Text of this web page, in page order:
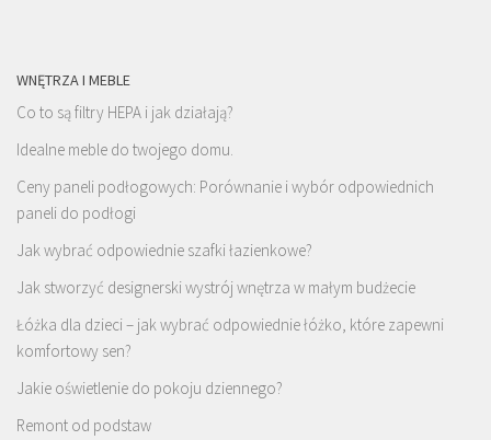
WNĘTRZA I MEBLE
Co to są filtry HEPA i jak działają?
Idealne meble do twojego domu.
Ceny paneli podłogowych: Porównanie i wybór odpowiednich
paneli do podłogi
Jak wybrać odpowiednie szafki łazienkowe?
Jak stworzyć designerski wystrój wnętrza w małym budżecie
Łóżka dla dzieci – jak wybrać odpowiednie łóżko, które zapewni
komfortowy sen?
Jakie oświetlenie do pokoju dziennego?
Remont od podstaw